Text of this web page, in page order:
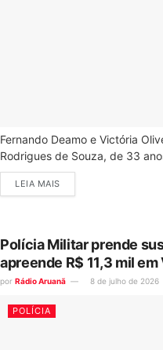
Fernando Deamo e Victória
Rodrigues de Souza, de 33
LEIA MAIS
Polícia Militar prende
apreende R$ 11,3 mil em
por Rádio Aruanã 8 de julho de 2026
POLÍCIA